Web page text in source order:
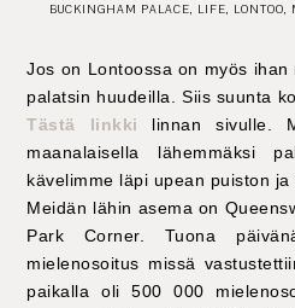
BUCKINGHAM PALACE, LIFE, LONTOO,
Jos on Lontoossa on myös ihan
palatsin huudeilla. Siis suunta
Tästä linkki
linnan sivulle.
maanalaisella lähemmäksi
kävelimme läpi upean puiston ja
Meidän lähin asema on
Park Corner. Tuona
mielenosoitus missä
paikalla oli 500 000